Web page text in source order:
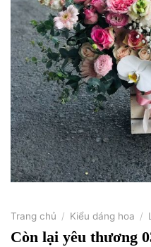
Trang chủ / Kiểu dáng hoa /
Còn lại yêu thương